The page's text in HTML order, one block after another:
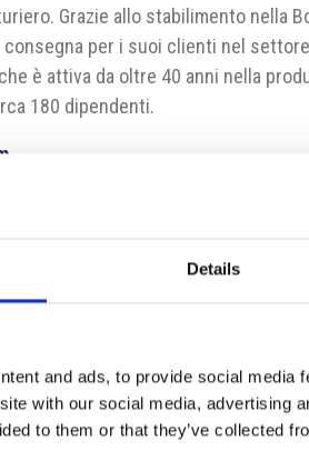
Details
and ads, to provide social media
with our social media, advertising
to them or that they’ve collected
Grazie allo stabilimento nella
per i suoi clienti nel settore
è attiva da oltre 40 anni nella
180 dipendenti.